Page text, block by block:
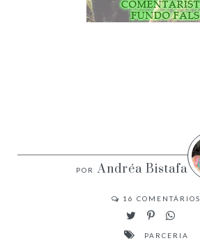
Andréa Bistafa
16 COMENTÁRIOS
PARCERIA